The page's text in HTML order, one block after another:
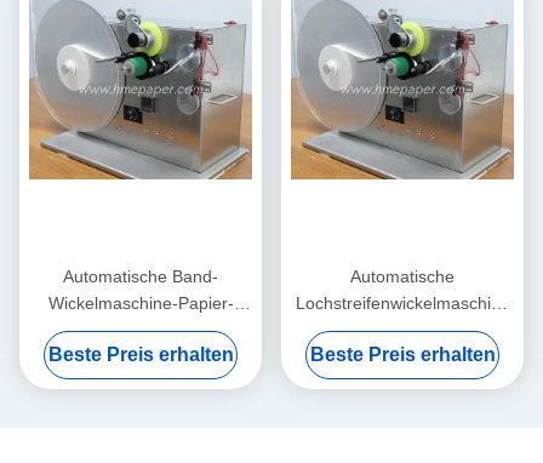
Automatische Band-
Wickelmaschine-Papier-
Rollenwickelmaschine
Beste Preis erhalten
Automatische
Lochstreifenwickelmaschine
80cm x 45cm x 55cm
Beste Preis erhalten